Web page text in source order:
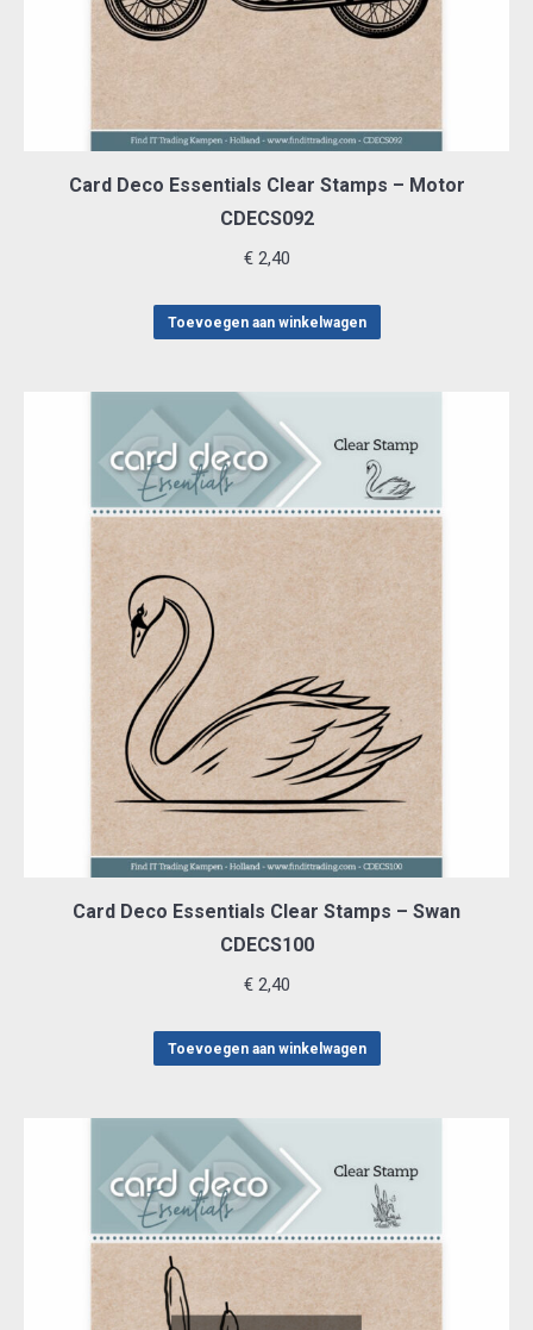
Card Deco Essentials Clear Stamps – Motor
CDECS092
€2,40
Toevoegen aan winkelwagen
Card Deco Essentials Clear Stamps – Swan
CDECS100
€2,40
Toevoegen aan winkelwagen